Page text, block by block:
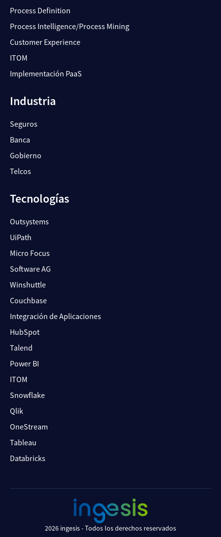
Process Definition
Process Intelligence/Process Mining
Customer Experience
ITOM
Implementación PaaS
Industria
Seguros
Banca
Gobierno
Telcos
Tecnologías
Outsystems
UiPath
Micro Focus
Software AG
Winshuttle
Couchbase
Integración de Aplicaciones
HubSpot
Talend
Power BI
ITOM
Snowflake
Qlik
OneStream
Tableau
Databricks
2026 ingesis - Todos los derechos reservados